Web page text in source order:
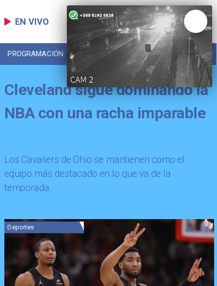
EN VIVO
PROGRAMACIÓN LOCAL DEPORTES
Cleveland sigue dominando la
NBA con una racha imparable
Los Cavaliers de Ohio se mantienen como el
equipo más destacado en lo que va de la
temporada.
Deportes